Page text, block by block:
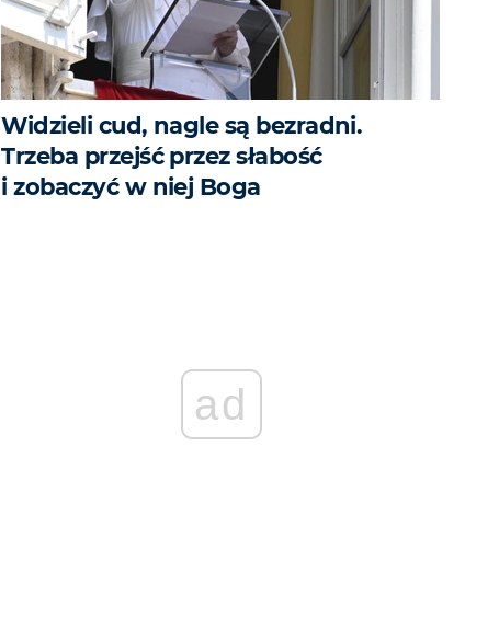
Widzieli cud, nagle są bezradni.
Trzeba przejść przez słabość
i zobaczyć w niej Boga
ad